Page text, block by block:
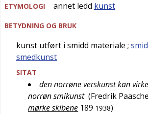
ETYMOLOGI
annet ledd kunst
BETYDNING OG BRUK
kunst utført i smidd materiale ;
smedkunst
SITAT
den norrøne verskunst kan
norrøn smikunst (Fredrik Paasche
mørke skibene 189 1938)